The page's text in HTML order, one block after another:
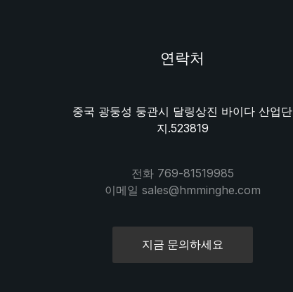
연락처
중국 광둥성 둥관시 달링상진 바이다 산업단
지.523819
전화 769-81519985
이메일 sales@hmminghe.com
지금 문의하세요